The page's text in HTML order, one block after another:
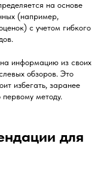
на основе
(например,
с учетом гибкого
информацию из своих
обзоров. Это
избегать, заранее
методу.
для